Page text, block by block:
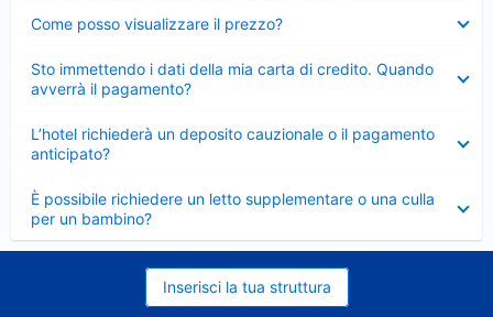
Come posso visualizzare il prezzo?
chiuso
Sto immettendo i dati della mia carta di credito. Quando
avverrà il pagamento?
chiuso
L’hotel richiederà un deposito cauzionale o il pagamento
anticipato?
chiuso
È possibile richiedere un letto supplementare o una culla
per un bambino?
Elemento
chiuso
Inserisci la tua struttura